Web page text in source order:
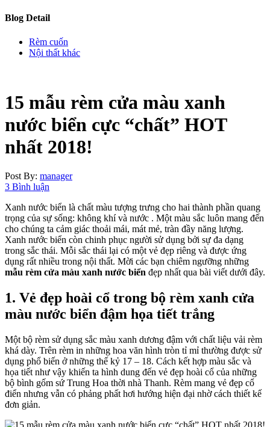
Blog Detail
Rèm cuốn
Nội thất khác
15 mẫu rèm cửa màu xanh
nước biển cực “chất” HOT
nhất 2018!
Post By: manager
3 Bình luận
Xanh nước biển là chất màu tượng trưng cho hai thành phần quang
trọng của sự sống: không khí và nước . Một màu sắc luôn mang đến
cho chúng ta cảm giác thoải mái, mát mẻ, tràn đầy năng lượng.
Xanh nước biển còn chinh phục người sử dụng bởi sự đa dạng
trong sắc thái. Mỗi sắc thái lại có một vẻ đẹp riêng và được ứng
dụng rất nhiều trong nội thất. Mời các bạn chiêm ngưỡng những
mẫu rèm cửa màu xanh nước biển đẹp nhất qua bài viết dưới đây.
1. Vẻ đẹp hoài cổ trong bộ rèm xanh cửa
màu nước biển đậm họa tiết trắng
Một bộ rèm sử dụng sắc màu xanh dương đậm với chất liệu vải rèm
khá dày. Trên rèm in những hoa văn hình tròn tỉ mỉ thường được sử
dụng phổ biến ở những thế kỷ 17 – 18. Cách kết hợp màu sắc và
họa tiết như vậy khiến ta hình dung đến vẻ đẹp hoài cổ của những
bộ bình gốm sứ Trung Hoa thời nhà Thanh. Rèm mang vẻ đẹp cổ
điển nhưng vẫn có phảng phất hơi hướng hiện đại nhờ cách thiết kế
đơn giản.